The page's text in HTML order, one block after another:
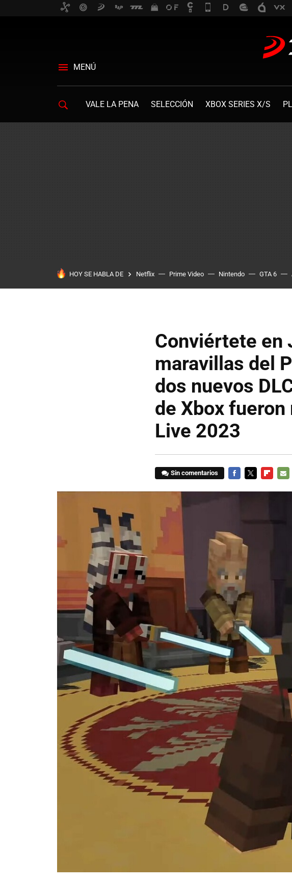
MENÚ
VALE LA PENA SELECCIÓN XBOX SERIES X/S
HOY SE HABLA DE Netflix Prime Video Nintendo GTA 6
Conviértete en
maravillas del
dos nuevos
de Xbox
Live 2023
Sin comentarios